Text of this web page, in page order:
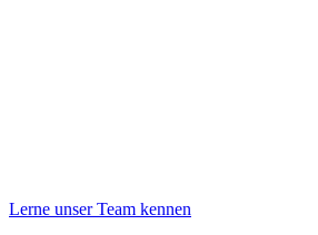
Lerne unser Team kennen